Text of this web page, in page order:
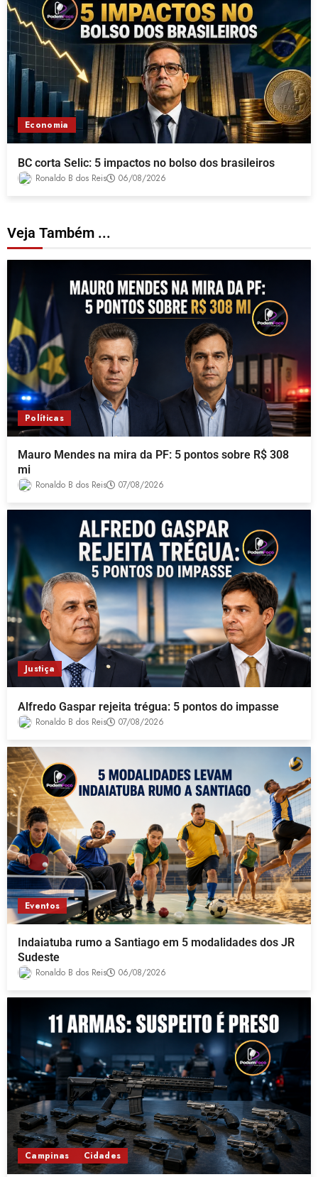
Economia
BC corta Selic: 5 impactos no bolso dos brasileiros
Ronaldo B dos Reis 06/08/2026
Veja Também ...
Políticas
Mauro Mendes na mira da PF: 5 pontos sobre R$ 308
mi
Ronaldo B dos Reis 07/08/2026
Justiça
Alfredo Gaspar rejeita trégua: 5 pontos do impasse
Ronaldo B dos Reis 07/08/2026
Eventos
Indaiatuba rumo a Santiago em 5 modalidades dos JR
Sudeste
Ronaldo B dos Reis 06/08/2026
Campinas Cidades